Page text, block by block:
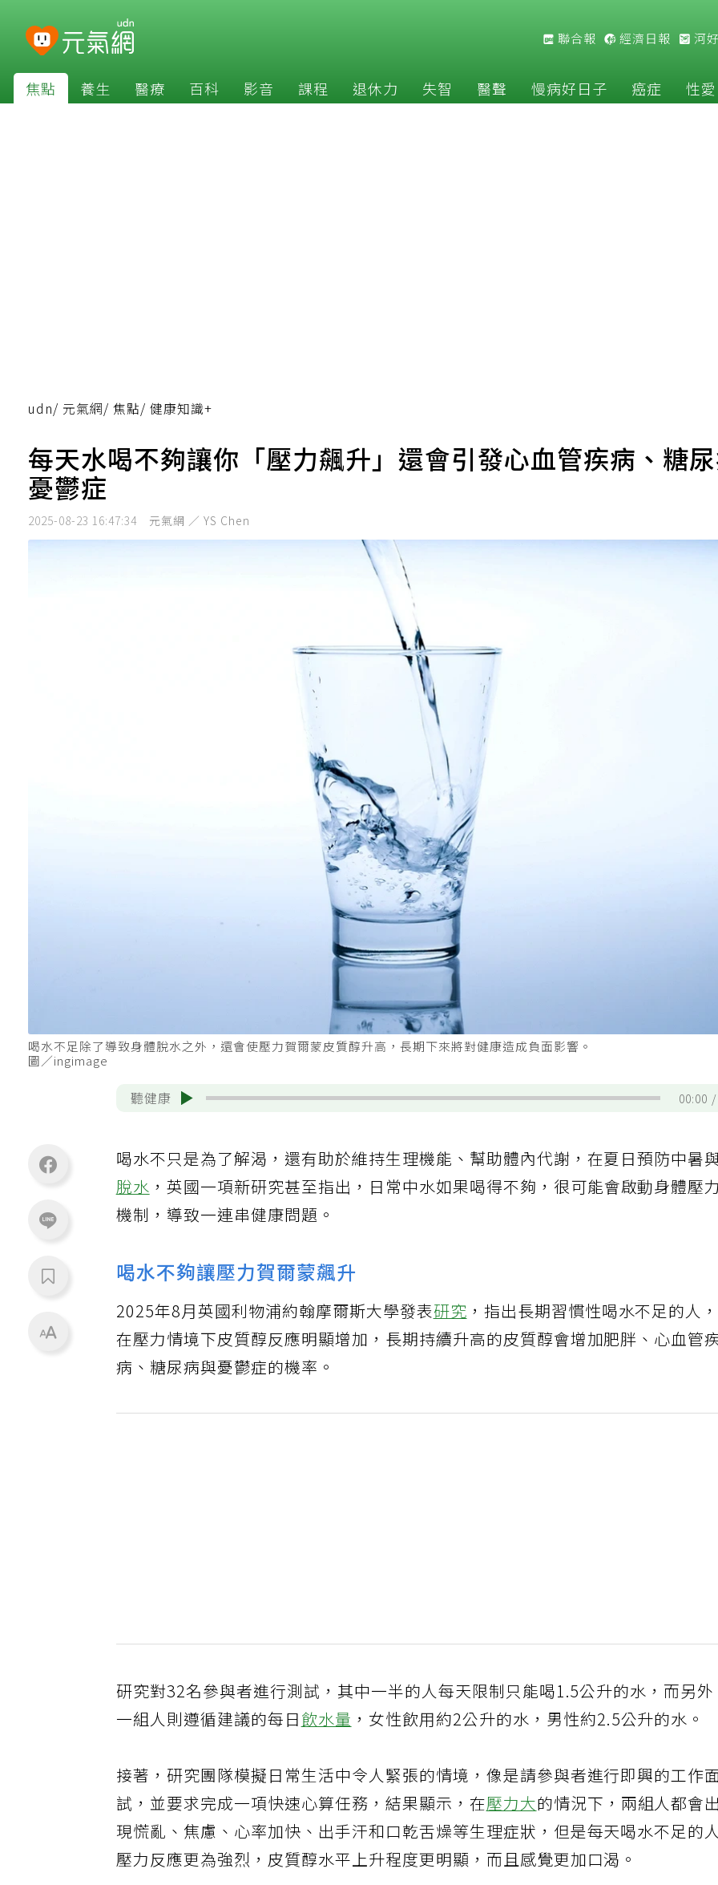
聯合報 經濟日報 河
焦點 養生 醫療 百科 影音 課程 退休力 失智 醫聲 慢病好日子 癌症 性愛
udn/ 元氣網/ 焦點/ 健康知識+
每天水喝不夠讓你「壓力飆升」還會引發心血管疾病、糖
憂鬱症
2025-08-23 16:47:34 元氣網 ／ YS Chen
喝水不足除了導致身體脫水之外，還會使壓力賀爾蒙皮質醇升高，長期下來將對健康造成負面影響。
圖／ingimage
聽健康 00:00
喝水不只是為了解渴，還有助於維持生理機能、幫助體內代謝，在夏日預防中暑
脫水 ，英國一項新研究甚至指出，日常中水如果喝得不夠，很可能會啟動身體壓
機制，導致一連串健康問題。
喝水不夠讓壓力賀爾蒙飆升
2025年8月英國利物浦約翰摩爾斯大學發表研究 ，指出長期習慣性喝水不足的人
在壓力情境下皮質醇反應明顯增加，長期持續升高的皮質醇會增加肥胖、心血管
病、糖尿病與憂鬱症的機率。
研究對32名參與者進行測試，其中一半的人每天限制只能喝1.5公升的水，而另外
一組人則遵循建議的每日飲水量 ，女性飲用約2公升的水，男性約2.5公升的水。
接著，研究團隊模擬日常生活中令人緊張的情境，像是請參與者進行即興的工作
試，並要求完成一項快速心算任務，結果顯示，在壓力大的情況下，兩組人都會
現慌亂、焦慮、心率加快、出手汗和口乾舌燥等生理症狀，但是每天喝水不足的
壓力反應更為強烈，皮質醇水平上升程度更明顯，而且感覺更加口渴。